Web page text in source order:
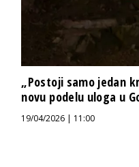
„Postoji samo jedan
novu podelu uloga u
19/04/2026 | 11:00